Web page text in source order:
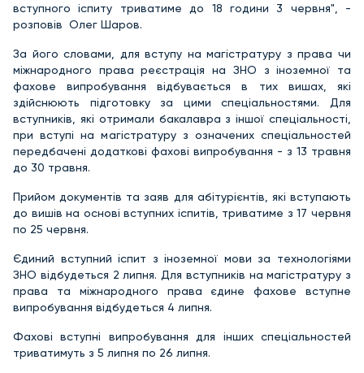
вступного іспиту триватиме до 18 години 3 червня", -
розповів Олег Шаров.
За його словами, для вступу на магістратуру з права чи
міжнародного права реєстрація на ЗНО з іноземної та
фахове випробування відбувається в тих вишах, які
здійснюють підготовку за цими спеціальностями. Для
вступників, які отримали бакалавра з іншої спеціальності,
при вступі на магістратуру з означених спеціальностей
передбачені додаткові фахові випробування - з 13 травня
до 30 травня.
Прийом документів та заяв для абітурієнтів, які вступають
до вишів на основі вступних іспитів, триватиме з 17 червня
по 25 червня.
Єдиний вступний іспит з іноземної мови за технологіями
ЗНО відбудеться 2 липня. Для вступників на магістратуру з
права та міжнародного права єдине фахове вступне
випробування відбудеться 4 липня.
Фахові вступні випробування для інших спеціальностей
триватимуть з 5 липня по 26 липня.